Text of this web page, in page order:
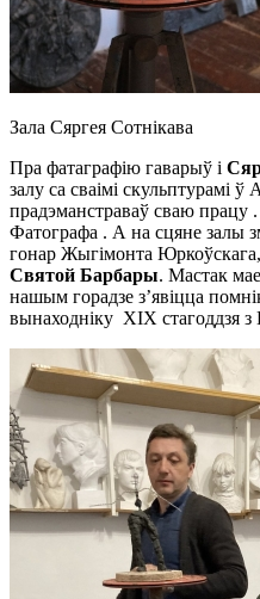
Зала Сяргея Сотнікава
Пра фатаграфію гаварыў і
залу са сваімі скульптурамі
прадэманстраваў сваю працу
Фатографа . А на сцяне залы
гонар Жыгімонта Юркоўскага,
Святой Барбары. Мастак
нашым горадзе з’явіцца
вынаходніку XIX стагоддзя з